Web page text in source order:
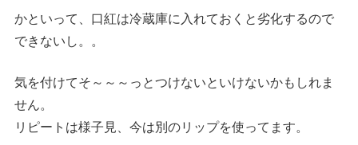
かといって、口紅は冷蔵庫に入れておくと劣化するので
できないし。。
気を付けてそ～～～っとつけないといけないかもしれま
せん。
リピートは様子見、今は別のリップを使ってます。